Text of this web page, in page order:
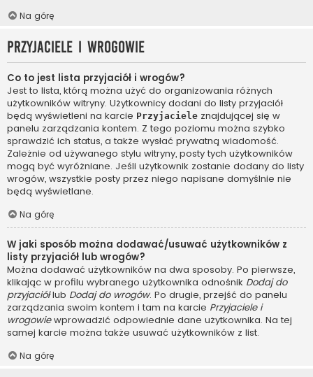
Na górę
Przyjaciele i wrogowie
Co to jest lista przyjaciół i wrogów?
Jest to lista, którą można użyć do organizowania różnych
użytkowników witryny. Użytkownicy dodani do listy przyjaciół
będą wyświetleni na karcie Przyjaciele znajdującej się w
panelu zarządzania kontem. Z tego poziomu można szybko
sprawdzić ich status, a także wysłać prywatną wiadomość.
Zależnie od używanego stylu witryny, posty tych użytkowników
mogą być wyróżniane. Jeśli użytkownik zostanie dodany do listy
wrogów, wszystkie posty przez niego napisane domyślnie nie
będą wyświetlane.
Na górę
W jaki sposób można dodawać/usuwać użytkowników z
listy przyjaciół lub wrogów?
Można dodawać użytkowników na dwa sposoby. Po pierwsze,
klikając w profilu wybranego użytkownika odnośnik Dodaj do
przyjaciółlub Dodaj do wrogów. Po drugie, przejść do panelu
zarządzania swoim kontem i tam na karcie Przyjaciele i
wrogowiewprowadzić odpowiednie dane użytkownika. Na tej
samej karcie można także usuwać użytkowników z list.
Na górę